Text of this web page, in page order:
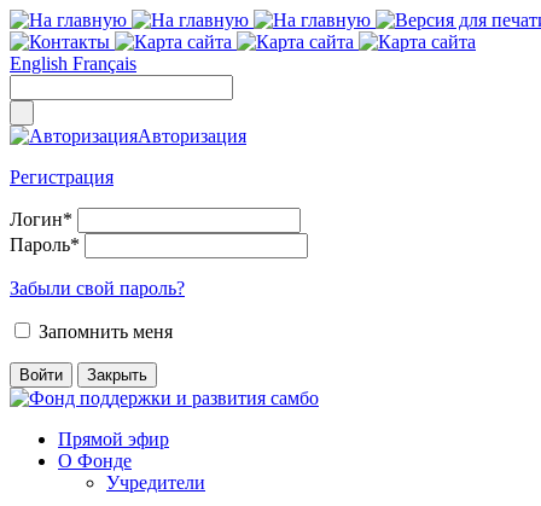
English Français
Авторизация
Регистрация
Логин*
Пароль*
Забыли свой пароль?
Запомнить меня
Прямой эфир
О Фонде
Учредители